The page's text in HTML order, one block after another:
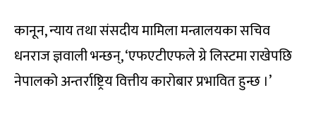
कानून, न्याय तथा संसदीय मामिला मन्त्रालयका सचिव
धनराज ज्ञवाली भन्छन्, ‘एफएटीएफले ग्रे लिस्टमा राखेपछि
नेपालको अन्तर्राष्ट्रिय वित्तीय कारोबार प्रभावित हुन्छ ।’